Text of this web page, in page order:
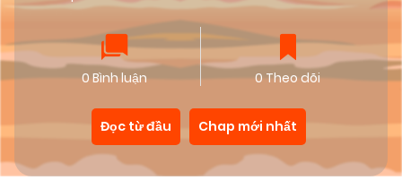
0 Bình luận 0 Theo dõi
Đọc từ đầu Chap mới nhất